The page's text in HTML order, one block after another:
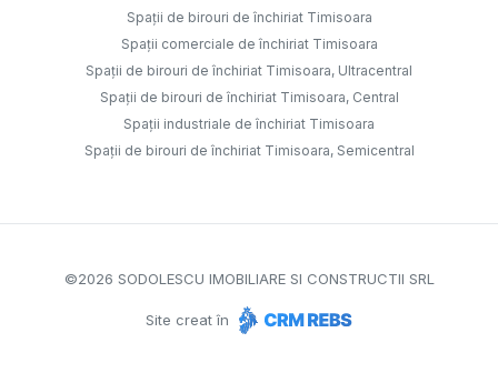
Spații de birouri de închiriat Timisoara
Spații comerciale de închiriat Timisoara
Spații de birouri de închiriat Timisoara, Ultracentral
Spații de birouri de închiriat Timisoara, Central
Spații industriale de închiriat Timisoara
Spații de birouri de închiriat Timisoara, Semicentral
©2026 SODOLESCU IMOBILIARE SI CONSTRUCTII SRL
Site creat în